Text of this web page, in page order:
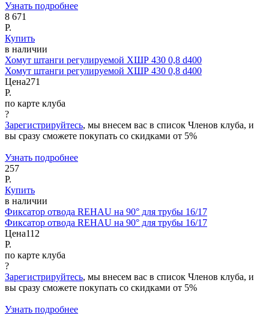
Узнать подробнее
8 671
Р.
Купить
в наличии
Хомут штанги регулируемой ХШР 430 0,8 d400
Хомут штанги регулируемой ХШР 430 0,8 d400
Цена271
Р.
по карте клуба
?
Зарегистрируйтесь, мы внесем вас в список Членов клуба, и
вы сразу сможете покупать со скидками от 5%
Узнать подробнее
257
Р.
Купить
в наличии
Фиксатор отвода REHAU на 90° для трубы 16/17
Фиксатор отвода REHAU на 90° для трубы 16/17
Цена112
Р.
по карте клуба
?
Зарегистрируйтесь, мы внесем вас в список Членов клуба, и
вы сразу сможете покупать со скидками от 5%
Узнать подробнее